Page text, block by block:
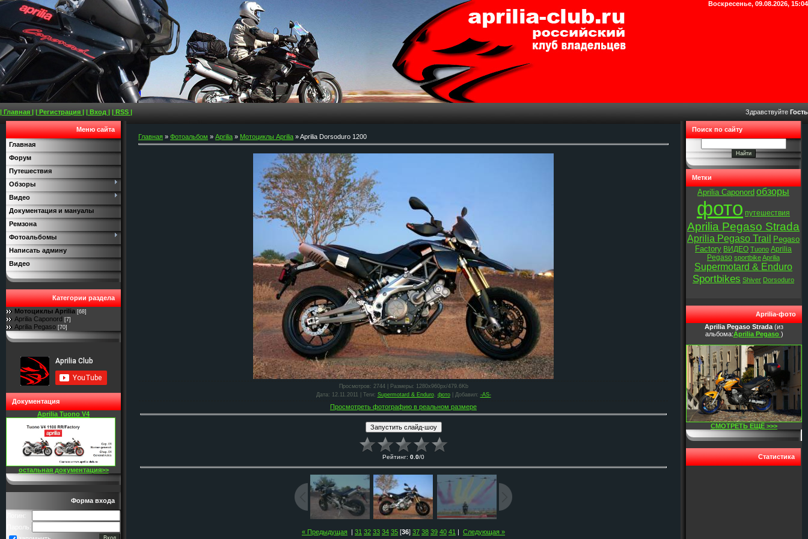
Воскресенье, 09.08.2026, 15:04
| Главная | | Регистрация | | Вход | | RSS | Здравствуйте Гость
Меню сайта
Главная
Форум
Путешествия
Обзоры
Видео
Документация и мануалы
Ремзона
Фотоальбомы
Написать админу
Видео
Категории раздела
Мотоциклы Aprilia [68]
Aprilia Caponord [7]
Aprilia Pegaso [70]
Документация
Aprilia Tuono V4
остальная документация>>
Форма входа
Логин:
Пароль:
Главная » Фотоальбом » Aprilia » Мотоциклы Aprilia » Aprilia Dorsoduro 1200
Просмотров: 2744 | Размеры: 1280x960px/479.6Kb
Дата : 12.11.2011 | Теги: Supermotard & Enduro, фото| Добавил: -AS-
Просмотреть фотографию в реальном размере
Рейтинг: 0.0/0
« Предыдущая | 31 32 33 34 35 [36] 37 38 39 40 41 | Следующая »
Поиск по сайту
Метки
Aprilia Caponord обзоры
фото путешествия
Aprilia Pegaso Strada
Aprilia Pegaso Trail
Pegaso
Factory ВИДЕО Tuono Aprilia
Pegaso sportbikeAprilia
Supermotard & Enduro
Sportbikes Shiver Dorsoduro
Aprilia-фото
Aprilia Pegaso Strada (из
альбома:Aprilia Pegaso )
СМОТРЕТЬ ЕЩЁ >>>
Статистика